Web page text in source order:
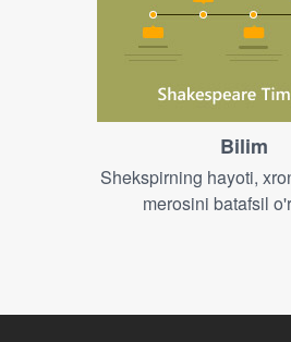
Bilim
Shekspirning hayoti,
merosini batafsil